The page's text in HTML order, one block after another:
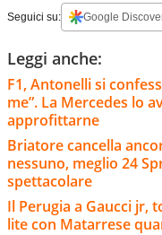
Seguici su: Google
Leggi anche:
F1, Antonelli si
me”. La Mercedes lo
approfittarne
Briatore cancella
nessuno, meglio 24
spettacolare
Il Perugia a Gaucci jr,
lite con Matarrese